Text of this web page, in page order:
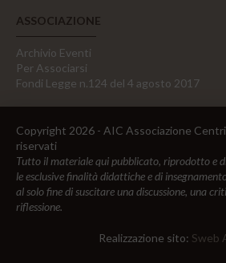
ASSOCIAZIONE
Archivio Eventi
Per Associarsi
Fondi Legge n.124 del 4 agosto 2017
Copyright 2026 - AIC Associazione
riservati
Tutto il materiale qui pubblicato, riprodotto e
le esclusive finalità didattiche e di
al solo fine di suscitare una discussione, una
riflessione.
Realizzazione sito: Sweb